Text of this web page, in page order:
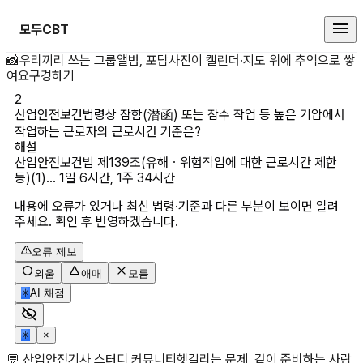
모두CBT
산업안전보건법령상 잠함(潛函)
📸우리끼리 쓰는 그룹앨범, 포담사진이 캘린더·지도 위에 추억으로 쌓
여요구경하기
2
산업안전보건법령상 잠함(潛函) 또는 잠수 작업 등 높은 기압에서
해설
산업안전보건법 제139조(유해ㆍ위험작업에 대한 근로시간 제한
등)(1)... 1일 6시간, 1주 34시간
내용에 오류가 있거나 최신 법령·기준과 다른 부분이 보이면 알려
주세요. 확인 후 반영하겠습니다.
오류 제보
외움
애매
모름
✳AI 채점
✳ ×
💬 산업안전기사 스터디 커뮤니티헷갈리는 문제, 같이 준비하는 사람